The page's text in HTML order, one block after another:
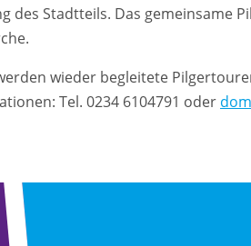
des Stadtteils. Das gemeinsame
wieder begleitete
Tel. 0234 6104791 oder